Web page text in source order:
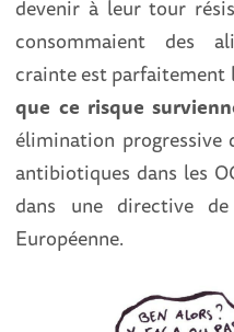
devenir à leur tour
consommaient des
crainte est parfaitement
que ce risque
élimination progressive
antibiotiques dans les
dans une directive
Européenne.